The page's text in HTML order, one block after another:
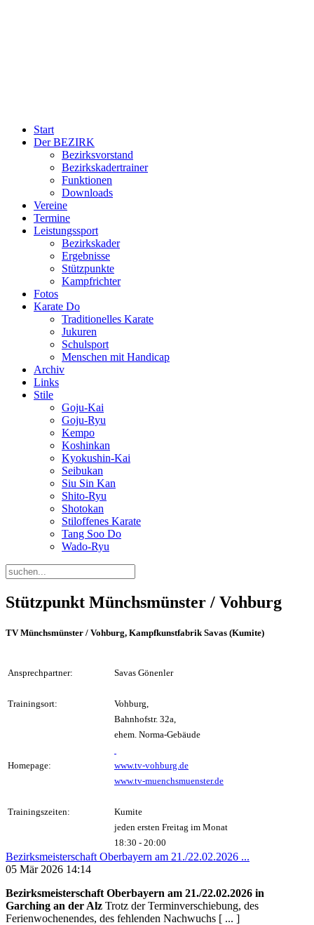
Start
Der BEZIRK
Bezirksvorstand
Bezirkskadertrainer
Funktionen
Downloads
Vereine
Termine
Leistungssport
Bezirkskader
Ergebnisse
Stützpunkte
Kampfrichter
Fotos
Karate Do
Traditionelles Karate
Jukuren
Schulsport
Menschen mit Handicap
Archiv
Links
Stile
Goju-Kai
Goju-Ryu
Kempo
Koshinkan
Kyokushin-Kai
Seibukan
Siu Sin Kan
Shito-Ryu
Shotokan
Stiloffenes Karate
Tang Soo Do
Wado-Ryu
Stützpunkt Münchsmünster / Vohburg
TV Münchsmünster / Vohburg, Kampfkunstfabrik Savas (Kumite)
Ansprechpartner: Savas Gönenler
Trainingsort:
Vohburg,
Bahnhofstr. 32a,
ehem. Norma-Gebäude
Homepage:
www.tv-vohburg.de
www.tv-muenchsmuenster.de
Trainingszeiten:
Kumite
jeden ersten Freitag im Monat
18:30 - 20:00
Bezirksmeisterschaft Oberbayern am 21./22.02.2026 ...
05 Mär 2026 14:14
Bezirksmeisterschaft Oberbayern am 21./22.02.2026 in
Garching an der Alz Trotz der Terminverschiebung, des
Ferienwochenendes, des fehlenden Nachwuchs [ ... ]